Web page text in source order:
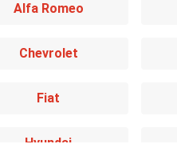
Alfa Romeo
Chevrolet
Fiat
Hyundai